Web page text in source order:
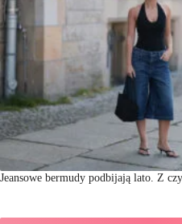
Jeansowe bermudy podbijają lato. Z